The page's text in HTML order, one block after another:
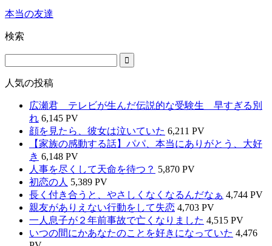
本当の友達
検索
人気の投稿
広瀬君 テレビが生んだ伝説的な受験生 早すぎる別
れ 6,145 PV
顔を見たら、彼女は泣いていた 6,211 PV
【家族の感動する話】パパ、本当にありがとう、大好
き 6,148 PV
人事を尽くして天命を待つ？ 5,870 PV
初恋の人 5,389 PV
長く付き合うと、やさしくなくなるんだなぁ 4,744 PV
親友がありえない行動をして失恋 4,703 PV
一人息子が２年前事故で亡くなりました 4,515 PV
いつの間にかあなたのことを好きになっていた 4,476